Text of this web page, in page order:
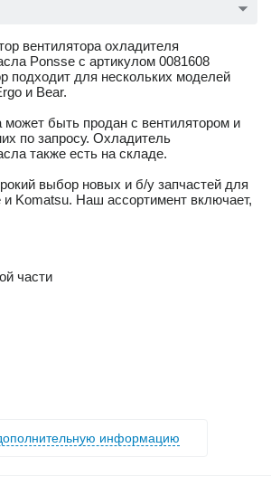
вентилятора охладителя
Ponsse с артикулом 0081608
подходит для нескольких моделей
и Bear.
может быть продан с вентилятором и
по запросу. Охладитель
также есть на складе.
выбор новых и б/у запчастей для
Komatsu. Наш ассортимент включает,
части
информацию